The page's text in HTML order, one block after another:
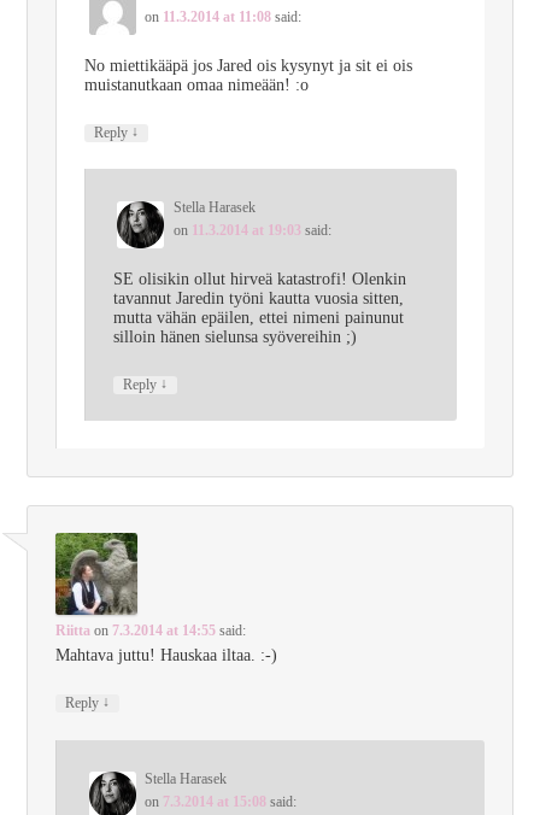
on 11.3.2014 at 11:08 said:
No miettikääpä jos Jared ois kysynyt ja sit ei ois
muistanutkaan omaa nimeään! :o
Reply ↓
Stella Harasek
on 11.3.2014 at 19:03 said:
SE olisikin ollut hirveä katastrofi! Olenkin
tavannut Jaredin työni kautta vuosia sitten,
mutta vähän epäilen, ettei nimeni painunut
silloin hänen sielunsa syövereihin ;)
Reply ↓
Riitta on 7.3.2014 at 14:55 said:
Mahtava juttu! Hauskaa iltaa. :-)
Reply ↓
Stella Harasek
on 7.3.2014 at 15:08 said: